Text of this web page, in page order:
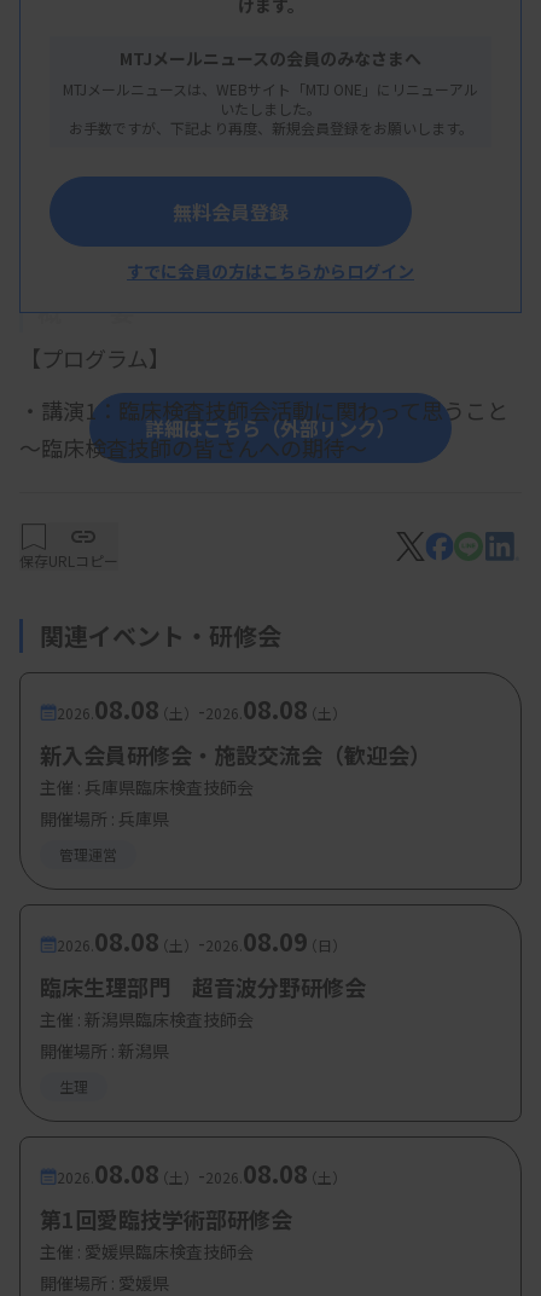
宮崎市郡医師会病院 1階講堂
宮崎県宮崎市大字有田1173番地
宮崎県臨床検査技師会
概 要
【プログラム】
・講演1：臨床検査技師会活動に関わって思うこと
～臨床検査技師の皆さんへの期待～
・講演2： DVTチェックハンズオンセミナー ～熊本
地震での経験から学んだこと～
上坂浩司技師（宮崎市郡医師会病院）
【参加費・定員など】
・参加費：非会員 3000円
詳細はこちら（外部リンク）
けます。
MTJメールニュースの会員のみなさまへ
MTJメールニュースは、WEBサイト「MTJ ONE」にリニューアル
いたしました。
お手数ですが、下記より再度、新規会員登録をお願いします。
無料会員登録
すでに会員の方はこちらからログイン
保存URLコピー
関連イベント・研修会
2026. 08.08（土） -2026. 08.08（土）
新入会員研修会・施設交流会（歓迎会）
主催 : 兵庫県臨床検査技師会
開催場所 : 兵庫県
管理運営
2026. 08.08（土） -2026. 08.09（日）
臨床生理部門 超音波分野研修会
主催 : 新潟県臨床検査技師会
開催場所 : 新潟県
生理
2026. 08.08（土） -2026. 08.08（土）
第1回愛臨技学術部研修会
主催 : 愛媛県臨床検査技師会
開催場所 : 愛媛県